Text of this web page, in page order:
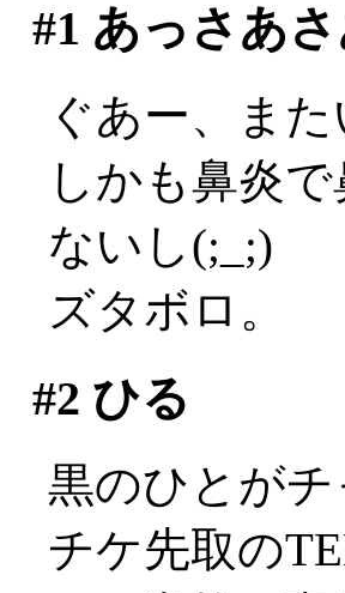
#1 あっさあ
ぐあー、ま
しかも鼻炎
ないし(;_;)
ズタボロ。
#2 ひる
黒のひとが
チケ先取の